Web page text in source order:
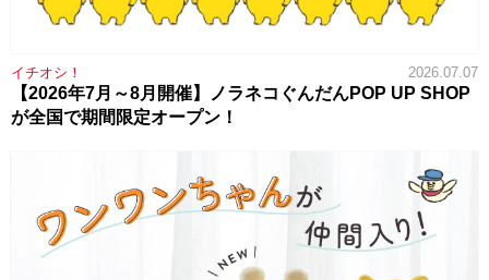
イチオシ！ 2026.07.07
【2026年7月～8月開催】ノラネコぐんだんPOP UP SHOP
が全国で期間限定オープン！